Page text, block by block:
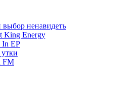
ненавидеть
King Energy
In EP
FM